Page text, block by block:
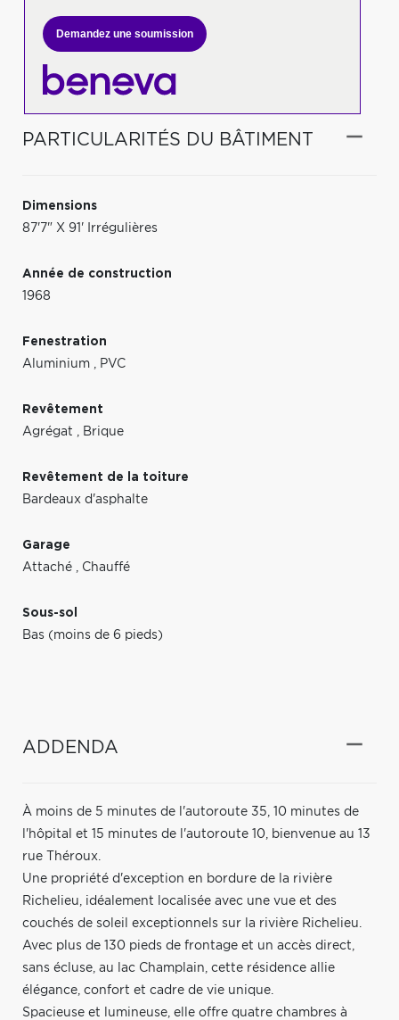
Demandez une soumission
PARTICULARITÉS DU BÂTIMENT
Dimensions
87'7" X 91' Irrégulières
Année de construction
1968
Fenestration
Aluminium , PVC
Revêtement
Agrégat , Brique
Revêtement de la toiture
Bardeaux d'asphalte
Garage
Attaché , Chauffé
Sous-sol
Bas (moins de 6 pieds)
ADDENDA
À moins de 5 minutes de l'autoroute 35, 10 minutes de
l'hôpital et 15 minutes de l'autoroute 10, bienvenue au 13
rue Théroux.
Une propriété d'exception en bordure de la rivière
Richelieu, idéalement localisée avec une vue et des
couchés de soleil exceptionnels sur la rivière Richelieu.
Avec plus de 130 pieds de frontage et un accès direct,
sans écluse, au lac Champlain, cette résidence allie
élégance, confort et cadre de vie unique.
Spacieuse et lumineuse, elle offre quatre chambres à